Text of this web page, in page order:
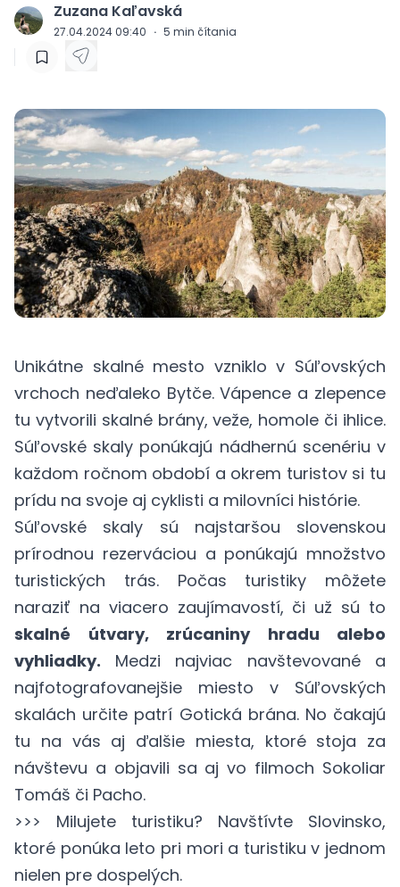
J Zuzana Kaľavská
27.04.2024 09:40 · 5 min čítania
Unikátne skalné mesto vzniklo v Súľovských
vrchoch neďaleko Bytče. Vápence a zlepence
tu vytvorili skalné brány, veže, homole či ihlice.
Súľovské skaly ponúkajú nádhernú scenériu v
každom ročnom období a okrem turistov si tu
prídu na svoje aj cyklisti a milovníci histórie.
Súľovské skaly sú najstaršou slovenskou
prírodnou rezerváciou a ponúkajú množstvo
turistických trás. Počas turistiky môžete
naraziť na viacero zaujímavostí, či už sú to
skalné útvary, zrúcaniny hradu alebo
vyhliadky. Medzi najviac navštevované a
najfotografovanejšie miesto v Súľovských
skalách určite patrí Gotická brána. No čakajú
tu na vás aj ďalšie miesta, ktoré stoja za
návštevu a objavili sa aj vo filmoch Sokoliar
Tomáš či Pacho.
>>> Milujete turistiku? Navštívte Slovinsko,
ktoré ponúka leto pri mori a turistiku v jednom
nielen pre dospelých.